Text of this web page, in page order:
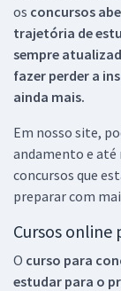
os concursos
trajetória de
sempre
fazer perder a
ainda mais.
Em nosso site,
andamento e até
concursos que
preparar com
Cursos online
O curso para
estudar para o